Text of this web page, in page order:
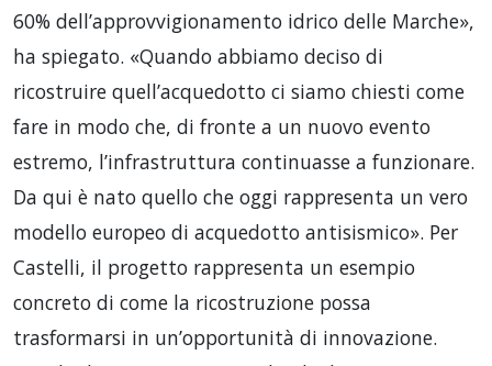
60% dell’approvvigionamento idrico delle Marche»,
ha spiegato. «Quando abbiamo deciso di
ricostruire quell’acquedotto ci siamo chiesti come
fare in modo che, di fronte a un nuovo evento
estremo, l’infrastruttura continuasse a funzionare.
Da qui è nato quello che oggi rappresenta un vero
modello europeo di acquedotto antisismico». Per
Castelli, il progetto rappresenta un esempio
concreto di come la ricostruzione possa
trasformarsi in un’opportunità di innovazione.